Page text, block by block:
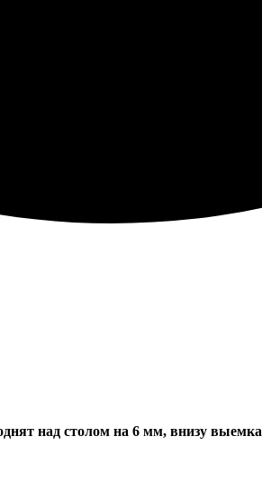
над столом на 6 мм, внизу выемка